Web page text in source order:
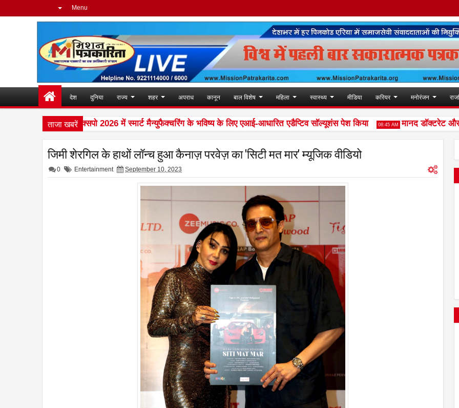
Menu
देश दुनिया राज्य शहर अपराध कानून बाल विशेष महिला स्वास्थ्य मीडिया करियर मनोरंजन
ताजा खबरें
ने ऑटोमेशन एक्सपो 2026 में स्मार्ट मैन्युफैक्चरिंग के भविष्य के लिए एआई-आधारित एडैप्टिव सॉल्यूशंस पेश किया 08:45 AM मानद डॉक्टरेट और
जिमी शेरगिल के हाथों लॉन्च हुआ कैनाज़ परवेज़ का 'सिटी मत मार' म्यूजिक वीडियो
0 Entertainment September 10, 2023